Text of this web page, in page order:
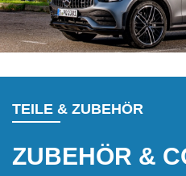
TEILE & ZUBEHÖR
ZUBEHÖR &